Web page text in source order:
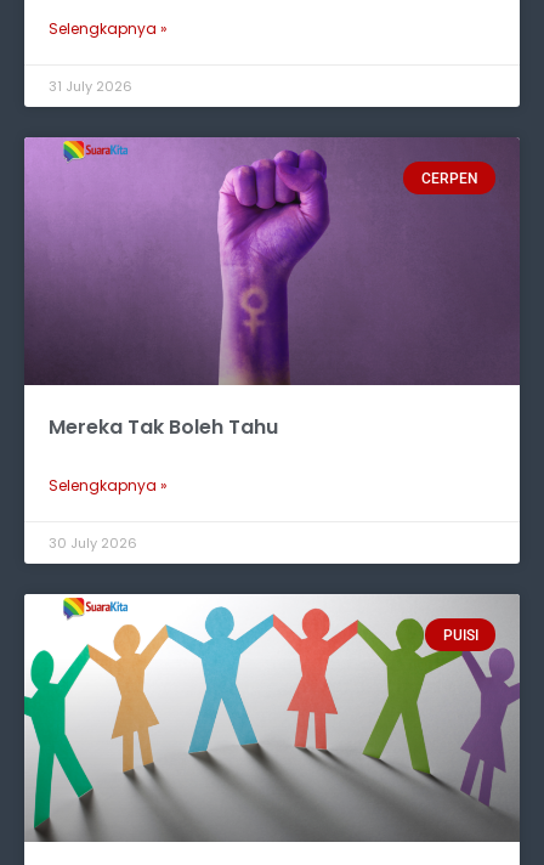
Selengkapnya »
31 July 2026
CERPEN
Mereka Tak Boleh Tahu
Selengkapnya »
30 July 2026
PUISI